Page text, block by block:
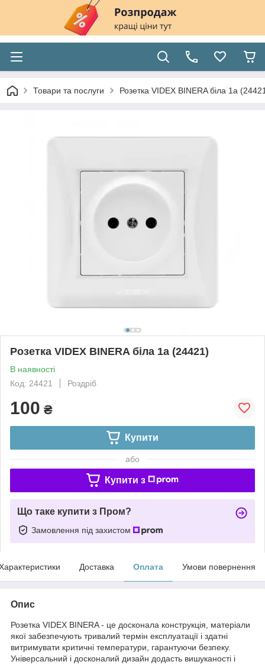
Товари та послуги Розетка VIDEX BINERA біла 1а
Розетка VIDEX BINERA біла 1а (24421)
В наявності
Код: 24421
Роздріб
100 ₴
Купити
або
Купити з
Що таке купити з Пром?
Замовлення під захистом
Доставка Оплата Умови повернення
Опис
Розетка VIDEX BINERA - це досконала конструкція, матеріали
якої забезпечують тривалий термін експлуатації і здатні
витримувати критичні температури, гарантуючи безпеку.
Універсальний і досконалий дизайн додасть вишуканості і